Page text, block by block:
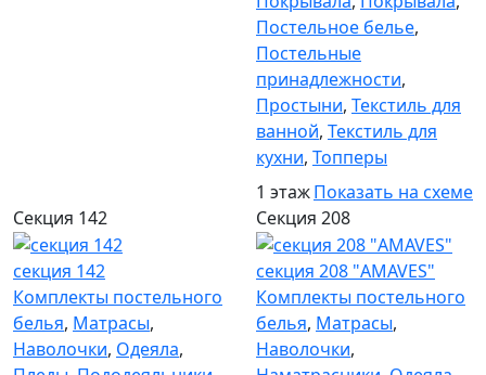
Постельное белье,
Постельные
принадлежности,
Простыни, Текстиль для
ванной, Текстиль для
кухни, Топперы
1 этажПоказать на схеме
Секция 142
секция 142
Комплекты постельного
белья, Матрасы,
Наволочки, Одеяла,
Секция 208
секция 208 "AMAVES"
Комплекты постельного
белья, Матрасы,
Наволочки,